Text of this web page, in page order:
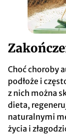
Choć choroby
podłoże i
z nich można
dieta,
naturalnymi
życia i